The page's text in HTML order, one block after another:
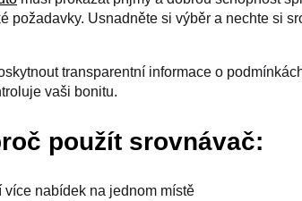
požadavky. Usnadněte si výběr a nechte si
transparentní informace o
vaši bonitu.
použít srovnávač:
více nabídek na jednom místě